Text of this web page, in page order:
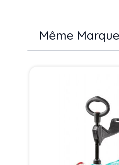
Même Marque